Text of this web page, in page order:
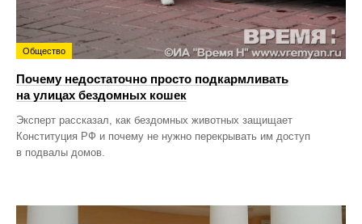
Общество
Почему недостаточно просто подкармливать
на улицах бездомных кошек
Эксперт рассказал, как бездомных животных защищает
Конституция РФ и почему не нужно перекрывать им доступ
в подвалы домов.